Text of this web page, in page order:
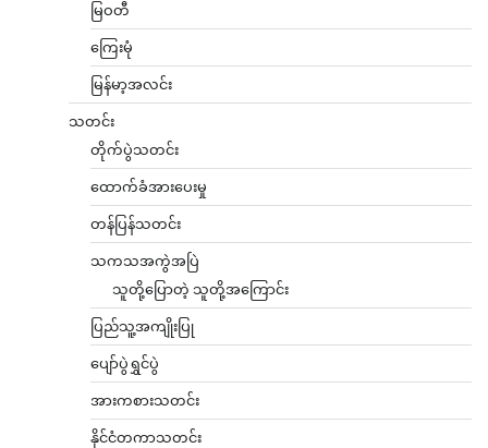
မြဝတီ
ကြေးမုံ
မြန်မာ့အလင်း
သတင်း
တိုက်ပွဲသတင်း
ထောက်ခံအားပေးမှု
တန်ပြန်သတင်း
သကသအကွဲအပြဲ
သူတို့ပြောတဲ့ သူတို့အကြောင်း
ပြည်သူ့အကျိုးပြု
ပျော်ပွဲရွှင်ပွဲ
အားကစားသတင်း
နိုင်ငံတကာသတင်း